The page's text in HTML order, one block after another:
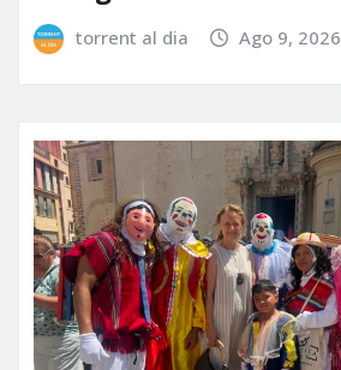
torrent al dia Ago 9, 2026